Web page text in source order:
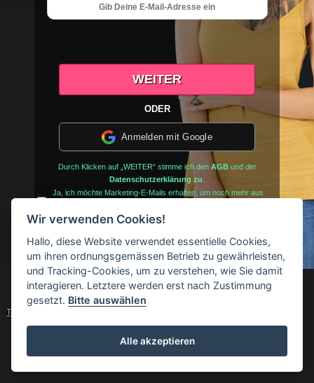
ODER
Anmelden mit Google
Durch Klicken auf „WEITER“ stimme ich den AGBund der
Datenschutzerklärung zu
Ja, ich möchte Marketing-E-Mails erhalten, um noch mehr aus
meinem Dating-Erlebnis herauszuholen. (Du kannst dich jederzeit
Hast Du schon ein Benutzerkonto? Log in
© 2017 - 2026 milfs-poppen.com
Technischer Support
Wir verwenden Cookies!
Hallo, diese Website verwendet essentielle Cookies,
um ihren ordnungsgemässen Betrieb zu gewährleisten,
und Tracking-Cookies, um zu verstehen, wie Sie damit
interagieren. Letztere werden erst nach Zustimmung
gesetzt. Bitte auswählen
Alle akzeptieren